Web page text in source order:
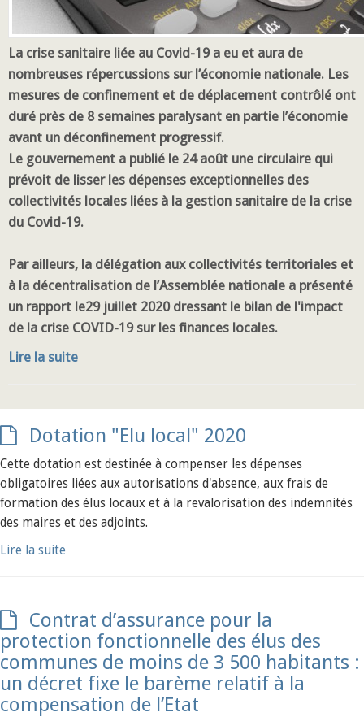
La crise sanitaire liée au Covid-19 a eu et aura de
nombreuses répercussions sur l’économie nationale. Les
mesures de confinement et de déplacement contrôlé ont
duré près de 8 semaines paralysant en partie l’économie
avant un déconfinement progressif.
Le gouvernement a publié le 24 août une circulaire qui
prévoit de lisser les dépenses exceptionnelles des
collectivités locales liées à la gestion sanitaire de la crise
du Covid-19.
Par ailleurs, la délégation aux collectivités territoriales et
à la décentralisation de l’Assemblée nationale a présenté
un rapport le29 juillet 2020 dressant le bilan de l'impact
de la crise COVID-19 sur les finances locales.
Lire la suite
Dotation "Elu local" 2020
Cette dotation est destinée à compenser les dépenses
obligatoires liées aux autorisations d'absence, aux frais de
formation des élus locaux et à la revalorisation des indemnités
des maires et des adjoints.
Lire la suite
Contrat d’assurance pour la
protection fonctionnelle des élus des
communes de moins de 3 500 habitants :
un décret fixe le barème relatif à la
compensation de l’Etat